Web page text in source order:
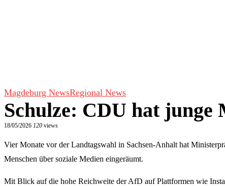
Magdeburg NewsRegional News
Schulze: CDU hat junge
18/05/2026 120 views
Vier Monate vor der Landtagswahl in Sachsen-Anhalt hat
Menschen über soziale Medien eingeräumt.
Mit Blick auf die hohe Reichweite der AfD auf Plattformen wie